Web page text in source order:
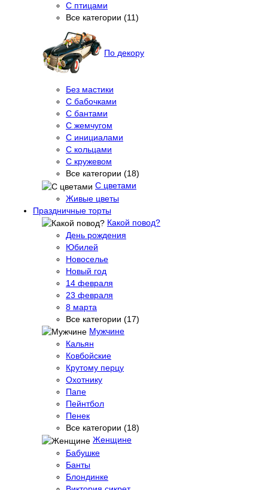
С птицами
Все категории (11)
По декору
Без мастики
С бабочками
С бантами
С жемчугом
С инициалами
С кольцами
С кружевом
Все категории (18)
С цветами
Живые цветы
Праздничные торты
Какой повод?
День рождения
Юбилей
Новоселье
Новый год
14 февраля
23 февраля
8 марта
Все категории (17)
Мужчине
Кальян
Ковбойские
Крутому перцу
Охотнику
Папе
Пейнтбол
Пенек
Все категории (18)
Женщине
Бабушке
Банты
Блондинке